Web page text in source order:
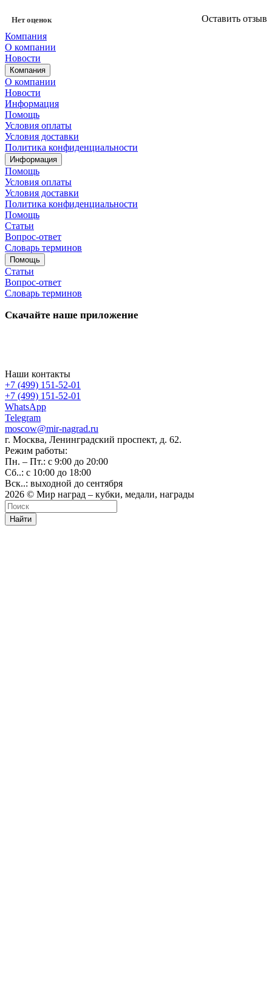
Нет оценок
Оставить отзыв
Компания
О компании
Новости
Компания
О компании
Новости
Информация
Помощь
Условия оплаты
Условия доставки
Политика конфиденциальности
Информация
Помощь
Условия оплаты
Условия доставки
Политика конфиденциальности
Помощь
Статьи
Вопрос-ответ
Словарь терминов
Помощь
Статьи
Вопрос-ответ
Словарь терминов
Скачайте наше приложение
Наши контакты
+7 (499) 151-52-01
+7 (499) 151-52-01
WhatsApp
Telegram
moscow@mir-nagrad.ru
г. Москва, Ленинградский проспект, д. 62.
Режим работы:
Пн. – Пт.: с 9:00 до 20:00
Сб..: с 10:00 до 18:00
Вск..: выходной до сентября
2026 © Мир наград – кубки, медали, награды
Найти